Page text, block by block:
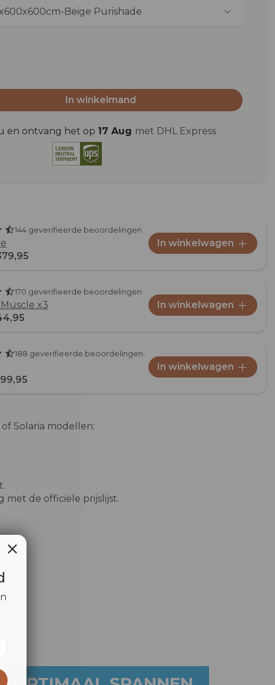
Beige Purishade
In winkelmand
en ontvang het op 17 Aug met DHL Express
144 geverifieerde beoordelingen
In winkelwagen
170 geverifieerde beoordelingen
x3
In winkelwagen
188 geverifieerde beoordelingen
In winkelwagen
Solaria modellen:
met de officiële prijslijst.